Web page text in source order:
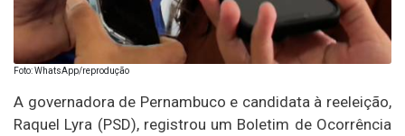
Foto: WhatsApp/reprodução
A governadora de Pernambuco e candidata à reeleição,
Raquel Lyra (PSD), registrou um Boletim de Ocorrência